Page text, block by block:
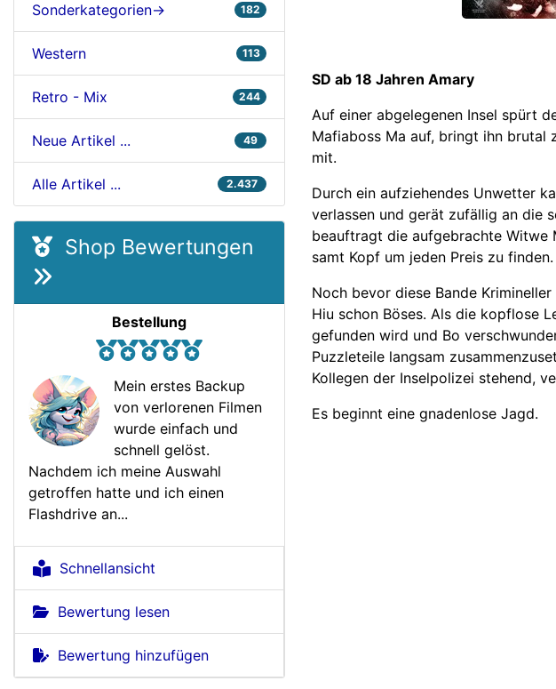
Sonderkategorien-> 182
Western 113
Retro - Mix 244
Neue Artikel ... 49
Alle Artikel ... 2.437
Shop Bewertungen
Bestellung
Mein erstes Backup
von verlorenen Filmen
wurde einfach und
schnell gelöst.
Nachdem ich meine Auswahl
getroffen hatte und ich einen
Flashdrive an...
Schnellansicht
Bewertung lesen
Bewertung hinzufügen
SD ab 18 Jahren Amary
Auf einer abgelegenen Insel spürt
Mafiaboss Ma auf, bringt ihn brutal
mit.
Durch ein aufziehendes Unwetter
verlassen und gerät zufällig an die
beauftragt die aufgebrachte Witwe
samt Kopf um jeden Preis zu finden.
Noch bevor diese Bande
Hiu schon Böses. Als die kopflose
gefunden wird und Bo
Puzzleteile langsam
Kollegen der Inselpolizei stehend,
Es beginnt eine gnadenlose Jagd.